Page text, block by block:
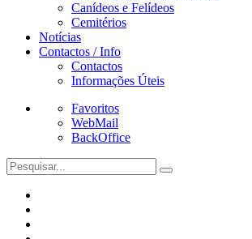
Canídeos e Felídeos
Cemitérios
Notícias
Contactos / Info
Contactos
Informações Úteis
Favoritos
WebMail
BackOffice